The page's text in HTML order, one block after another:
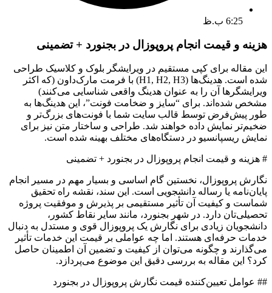
6:25 ب.ظ
هزینه و قیمت انجام پروپوزال در بجنورد + تضمینی
این مقاله برای کپی مستقیم در ویرایشگر بلوک و کلاسیک طراحی
شده است. هدینگ‌ها (H1, H2, H3) با فرمت مارک‌داون (که اکثر
ویرایشگرها آن را به عنوان هدینگ واقعی شناسایی می‌کنند)
مشخص شده‌اند. برای “سایز و ضخامت فونت”، این هدینگ‌ها به
طور پیش‌فرض توسط قالب سایت شما با فونت‌های بزرگ‌تر و
ضخیم‌تر نمایش داده خواهند شد. طراحی و ساختار متن نیز برای
نمایش ریسپانسیو در دستگاه‌های مختلف بهینه شده است.
# هزینه و قیمت انجام پروپوزال در بجنورد + تضمینی
نگارش پروپوزال، نخستین گام اساسی و بسیار مهم در مسیر انجام
پایان‌نامه یا رساله دانشجویی است. این سند، نقشه راه تحقیق
شماست و کیفیت آن تأثیر مستقیمی بر پذیرش و موفقیت پروژه
تحصیلی‌تان دارد. در شهر بجنورد، مانند سایر نقاط کشور،
دانشجویان زیادی برای نگارش یک پروپوزال قوی و مستدل به دنبال
خدمات حرفه‌ای هستند. اما چه عواملی بر قیمت این خدمات تأثیر
می‌گذارند و چگونه می‌توان از کیفیت و تضمین آن اطمینان حاصل
کرد؟ این مقاله به بررسی دقیق این موضوع می‌پردازد.
## عوامل تعیین‌کننده قیمت نگارش پروپوزال در بجنورد